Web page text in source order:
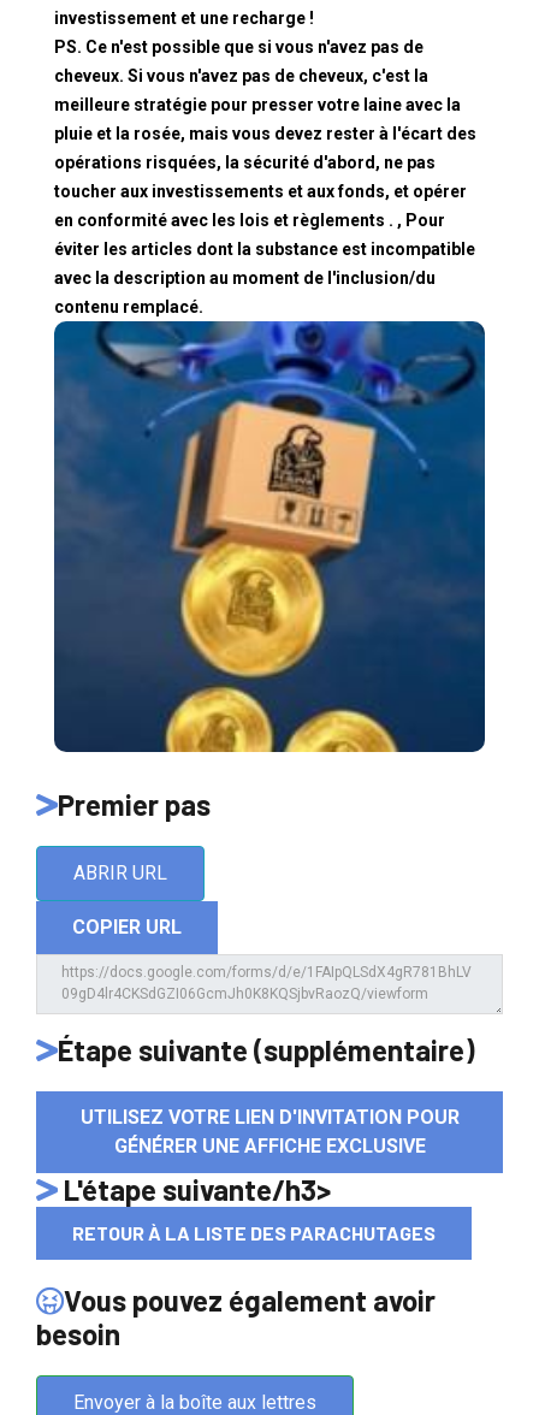
investissement et une recharge !
PS. Ce n'est possible que si vous n'avez pas de
cheveux. Si vous n'avez pas de cheveux, c'est la
meilleure stratégie pour presser votre laine avec la
pluie et la rosée, mais vous devez rester à l'écart des
opérations risquées, la sécurité d'abord, ne pas
toucher aux investissements et aux fonds, et opérer
en conformité avec les lois et règlements . , Pour
éviter les articles dont la substance est incompatible
avec la description au moment de l'inclusion/du
contenu remplacé.
Premier pas
ABRIR URL
COPIER URL
Étape suivante (supplémentaire)
UTILISEZ VOTRE LIEN D'INVITATION POUR
GÉNÉRER UNE AFFICHE EXCLUSIVE
L'étape suivante/h3>
RETOUR À LA LISTE DES PARACHUTAGES
Vous pouvez également avoir
besoin
Envoyer à la boîte aux lettres